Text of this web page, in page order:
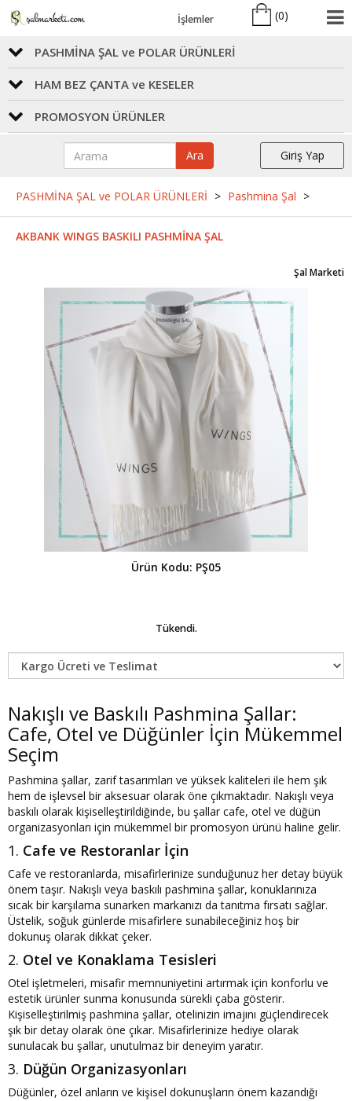
İşlemler (0)
PASHMİNA ŞAL ve POLAR ÜRÜNLERİ
HAM BEZ ÇANTA ve KESELER
PROMOSYON ÜRÜNLER
Ara Giriş Yap
PASHMİNA ŞAL ve POLAR ÜRÜNLERİ > Pashmina Şal >
AKBANK WINGS BASKILI PASHMİNA ŞAL
Şal Marketi
Ürün Kodu: PŞ05
Tükendi.
Nakışlı ve Baskılı Pashmina Şallar:
Cafe, Otel ve Düğünler İçin Mükemmel
Seçim
Pashmina şallar, zarif tasarımları ve yüksek kaliteleri ile hem şık
hem de işlevsel bir aksesuar olarak öne çıkmaktadır. Nakışlı veya
baskılı olarak kişiselleştirildiğinde, bu şallar cafe, otel ve düğün
organizasyonları için mükemmel bir promosyon ürünü haline gelir.
1. Cafe ve Restoranlar İçin
Cafe ve restoranlarda, misafirlerinize sunduğunuz her detay büyük
önem taşır. Nakışlı veya baskılı pashmina şallar, konuklarınıza
sıcak bir karşılama sunarken markanızı da tanıtma fırsatı sağlar.
Üstelik, soğuk günlerde misafirlere sunabileceğiniz hoş bir
dokunuş olarak dikkat çeker.
2. Otel ve Konaklama Tesisleri
Otel işletmeleri, misafir memnuniyetini artırmak için konforlu ve
estetik ürünler sunma konusunda sürekli çaba gösterir.
Kişiselleştirilmiş pashmina şallar, otelinizin imajını güçlendirecek
şık bir detay olarak öne çıkar. Misafirlerinize hediye olarak
sunulacak bu şallar, unutulmaz bir deneyim yaratır.
3. Düğün Organizasyonları
Düğünler, özel anların ve kişisel dokunuşların önem kazandığı